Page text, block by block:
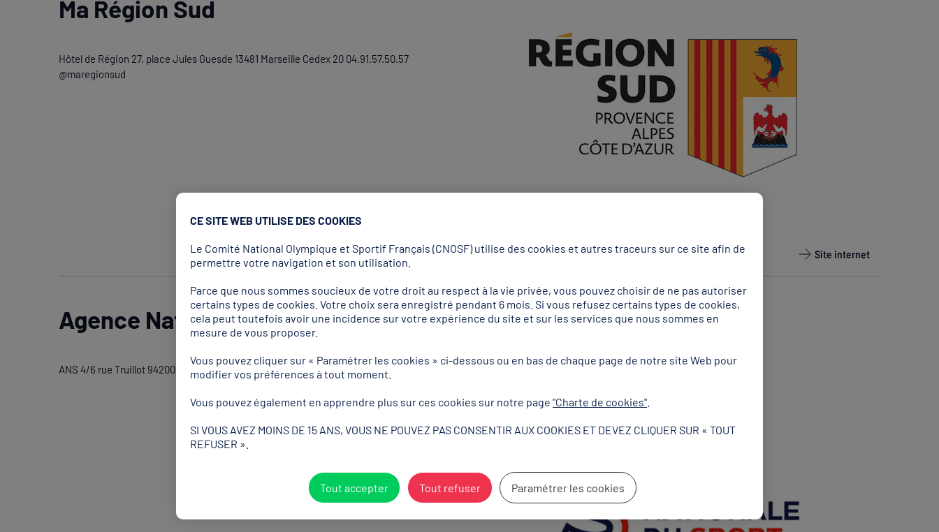
Ma Région Sud
Hôtel de Région 27, place Jules Guesde 13481 Marseille Cedex 20 04.91.57.50.57
@maregionsud
Site internet
Agence Nationale du Sport
ANS 4/6 rue Truillot 94200 – IVRY SUR SEINE 01.53.82.74.00 @AgenceSport
CE SITE WEB UTILISE DES COOKIES
Le Comité National Olympique et Sportif Français (CNOSF) utilise des cookies et autres traceurs sur ce site afin de
permettre votre navigation et son utilisation.
Parce que nous sommes soucieux de votre droit au respect à la vie privée, vous pouvez choisir de ne pas autoriser
certains types de cookies. Votre choix sera enregistré pendant 6 mois. Si vous refusez certains types de cookies,
cela peut toutefois avoir une incidence sur votre expérience du site et sur les services que nous sommes en
mesure de vous proposer.
Vous pouvez cliquer sur « Paramétrer les cookies » ci-dessous ou en bas de chaque page de notre site Web pour
modifier vos préférences à tout moment.
Vous pouvez également en apprendre plus sur ces cookies sur notre page "Charte de cookies"
SI VOUS AVEZ MOINS DE 15 ANS, VOUS NE POUVEZ PAS CONSENTIR AUX COOKIES ET DEVEZ CLIQUER SUR « TOUT
REFUSER ».
Tout accepter Tout refuser Paramétrer les cookies